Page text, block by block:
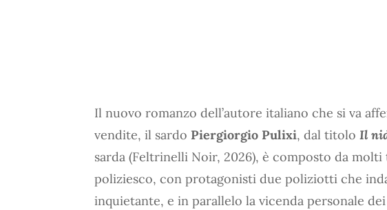
Il nuovo romanzo dell’autore italiano che si va
vendite, il sardo Piergiorgio Pulixi, dal titolo Il
sarda (Feltrinelli Noir, 2026), è composto da
poliziesco, con protagonisti due poliziotti che
inquietante, e in parallelo la vicenda personale